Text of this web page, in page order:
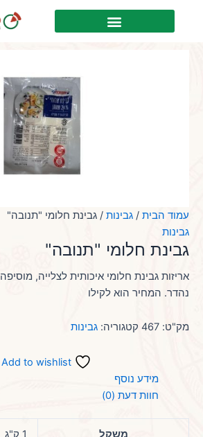
עמוד הבית / גבינות / גבינת חלומי "תנובה"
גבינות
גבינת חלומי "תנובה"
אריזות גבינת חלומי איכותית לצלייה,
נהדר. המחיר הוא לקילו
מק"ט: 467 קטגוריה: גבינות
Add to wishlist
מידע נוסף
חוות דעת (0)